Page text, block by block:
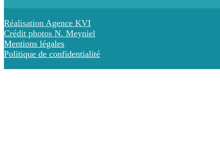
Réalisation Agence KVI
Crédit photos N. Meyniel
Mentions légales
Politique de confidentialité